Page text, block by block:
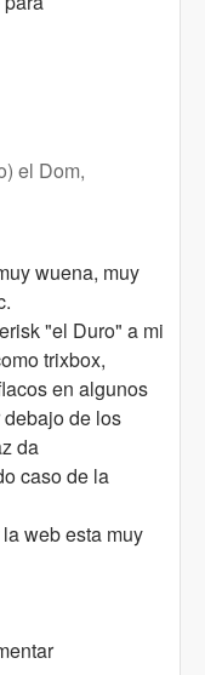
el Dom,
wuena, muy
"el Duro" a mi
trixbox,
en algunos
de los
da
caso de la
web esta muy